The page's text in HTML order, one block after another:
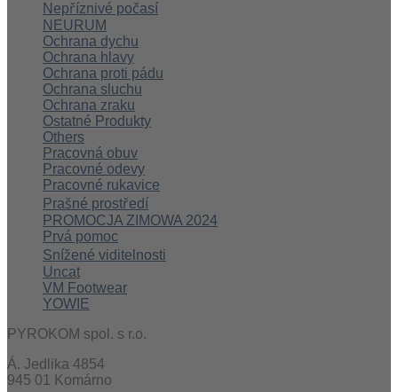
Nepříznivé počasí
NEURUM
Ochrana dychu
Ochrana hlavy
Ochrana proti pádu
Ochrana sluchu
Ochrana zraku
Ostatné Produkty
Others
Pracovná obuv
Pracovné odevy
Pracovné rukavice
Prašné prostředí
PROMOCJA ZIMOWA 2024
Prvá pomoc
Snížené viditelnosti
Uncat
VM Footwear
YOWIE
PYROKOM spol. s r.o.
Á. Jedlika 4854
945 01 Komárno